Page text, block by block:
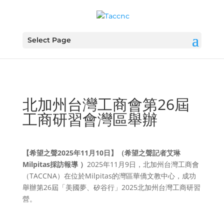
Select Page
北加州台灣工商會第26屆
工商研習會灣區舉辦
【希望之聲2025年11月10日】（希望之聲記者艾琳
Milpitas採訪報導 ） 2025年11月9日，北加州台灣工商會
（TACCNA）在位於Milpitas的灣區華僑文教中心，成功
舉辦第26屆「美國夢、矽谷行」2025北加州台灣工商研習
營。